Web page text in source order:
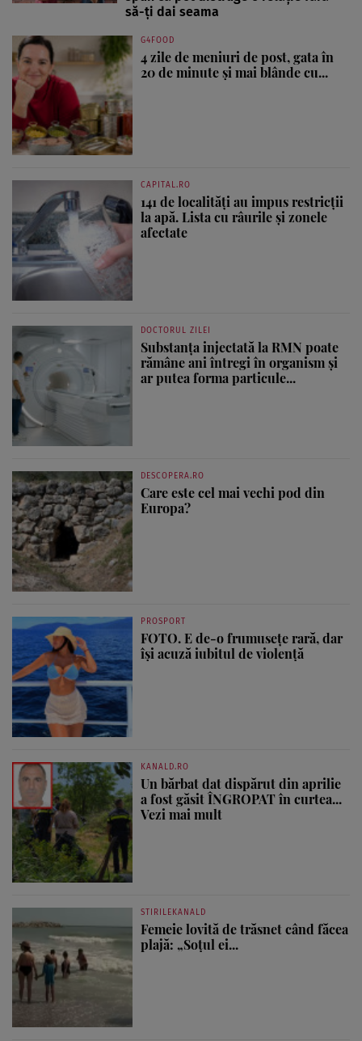
să-ți dai seama
G4FOOD
4 zile de meniuri de post, gata în
20 de minute și mai blânde cu...
CAPITAL.RO
141 de localități au impus restricții
la apă. Lista cu râurile și zonele
afectate
DOCTORUL ZILEI
Substanța injectată la RMN poate
rămâne ani întregi în organism și
ar putea forma particule...
DESCOPERA.RO
Care este cel mai vechi pod din
Europa?
PROSPORT
FOTO. E de-o frumusețe rară, dar
își acuză iubitul de violență
KANALD.RO
Un bărbat dat dispărut din aprilie
a fost găsit ÎNGROPAT în curtea...
Vezi mai mult
STIRILEKANALD
Femeie lovită de trăsnet când făcea
plajă: „Soțul ei...